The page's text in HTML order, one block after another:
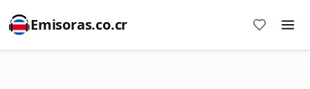
Emisoras.co.cr